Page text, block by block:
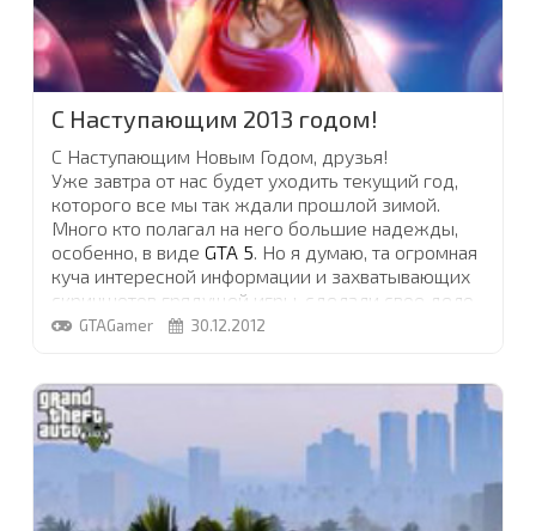
С Наступающим 2013 годом!
С Наступающим Новым Годом, друзья!
Уже завтра от нас будет уходить текущий год,
которого все мы так ждали прошлой зимой.
Много кто полагал на него большие надежды,
особенно, в виде GTA 5. Но я думаю, та огромная
куча интересной информации и захватывающих
скриншотов грядущей игры, сделали свое дело
и вполне компенсировали несбывшиеся мечты
Давайте возобновим в памяти все события...
GTAGamer 30.12.2012